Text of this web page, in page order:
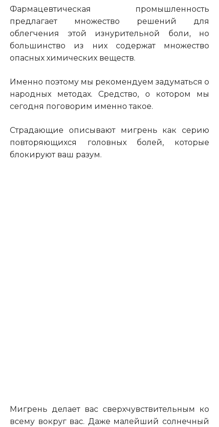
Фармацевтическая промышленность
предлагает множество решений для
облегчения этой изнурительной боли, но
большинство из них содержат множество
опасных химических веществ.
Именно поэтому мы рекомендуем задуматься о
народных методах. Средство, о котором мы
сегодня поговорим именно такое.
Страдающие описывают мигрень как серию
повторяющихся головных болей, которые
блокируют ваш разум.
Мигрень делает вас сверхчувствительным ко
всему вокруг вас. Даже малейший солнечный